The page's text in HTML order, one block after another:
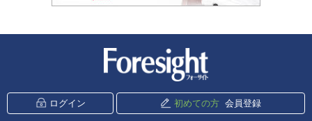
ログイン 初めての方 会員登録